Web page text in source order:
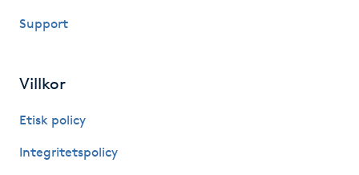
LED-ljusterapi
LPG
LPG-behandling
Support
Villkor
Etisk policy
Integritetspolicy